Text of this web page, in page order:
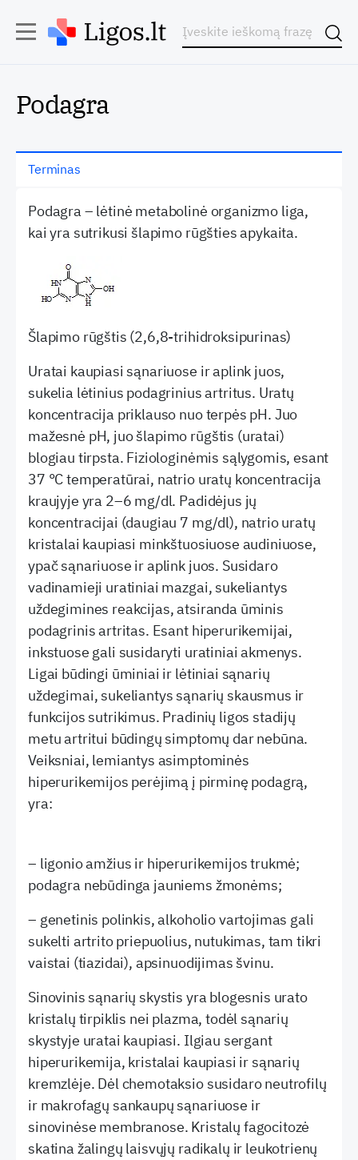
Podagra
Terminas
Podagra – lėtinė metabolinė organizmo liga,
kai yra sutrikusi šlapimo rūgšties apykaita.
Šlapimo rūgštis (2,6,8-trihidroksipurinas)
Uratai kaupiasi sąnariuose ir aplink juos,
sukelia lėtinius podagrinius artritus. Uratų
koncentracija priklauso nuo terpės pH. Juo
mažesnė pH, juo šlapimo rūgštis (uratai)
blogiau tirpsta. Fiziologinėmis sąlygomis, esant
37 °C temperatūrai, natrio uratų koncentracija
kraujyje yra 2–6 mg/dl. Padidėjus jų
koncentracijai (daugiau 7 mg/dl), natrio uratų
kristalai kaupiasi minkštuosiuose audiniuose,
ypač sąnariuose ir aplink juos. Susidaro
vadinamieji uratiniai mazgai, sukeliantys
uždegimines reakcijas, atsiranda ūminis
podagrinis artritas. Esant hiperurikemijai,
inkstuose gali susidaryti uratiniai akmenys.
Ligai būdingi ūminiai ir lėtiniai sąnarių
uždegimai, sukeliantys sąnarių skausmus ir
funkcijos sutrikimus. Pradinių ligos stadijų
metu artritui būdingų simptomų dar nebūna.
Veiksniai, lemiantys asimptominės
hiperurikemijos perėjimą į pirminę podagrą,
yra:
– ligonio amžius ir hiperurikemijos trukmė;
podagra nebūdinga jauniems žmonėms;
– genetinis polinkis, alkoholio vartojimas gali
sukelti artrito priepuolius, nutukimas, tam tikri
vaistai (tiazidai), apsinuodijimas švinu.
Sinovinis sąnarių skystis yra blogesnis urato
kristalų tirpiklis nei plazma, todėl sąnarių
skystyje uratai kaupiasi. Ilgiau sergant
hiperurikemija, kristalai kaupiasi ir sąnarių
kremzlėje. Dėl chemotaksio susidaro neutrofilų
ir makrofagų sankaupų sąnariuose ir
sinovinėse membranose. Kristalų fagocitozė
skatina žalingų laisvųjų radikalų ir leukotrienų